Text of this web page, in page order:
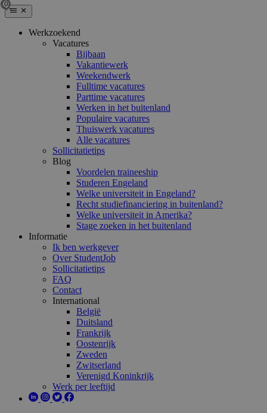
Werkzoekend
Vacatures
Bijbaan
Vakantiewerk
Weekendwerk
Fulltime vacatures
Parttime vacatures
Werken in het buitenland
Populaire vacatures
Thuiswerk vacatures
Alle vacatures
Sollicitatietips
Blog
Voordelen traineeship
Studeren Engeland
Welke universiteit in Engeland?
Recht studiefinanciering in buitenland?
Welke universiteit in Amerika?
Stage zoeken in het buitenland
Informatie
Ik ben werkgever
Over StudentJob
Sollicitatietips
FAQ
Contact
International
België
Duitsland
Frankrijk
Oostenrijk
Zweden
Zwitserland
Verenigd Koninkrijk
Werk per leeftijd